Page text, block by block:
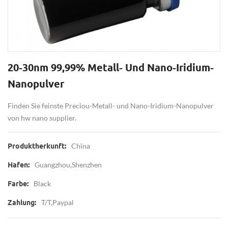
20-30nm 99,99% Metall- Und Nano-Iridium-
Nanopulver
Finden Sie feinste Preciou-Metall- und Nano-Iridium-Nanopulver
von hw nano supplier.
Produktherkunft: China
Hafen: Guangzhou,Shenzhen
Farbe: Black
Zahlung: T/T,Paypal